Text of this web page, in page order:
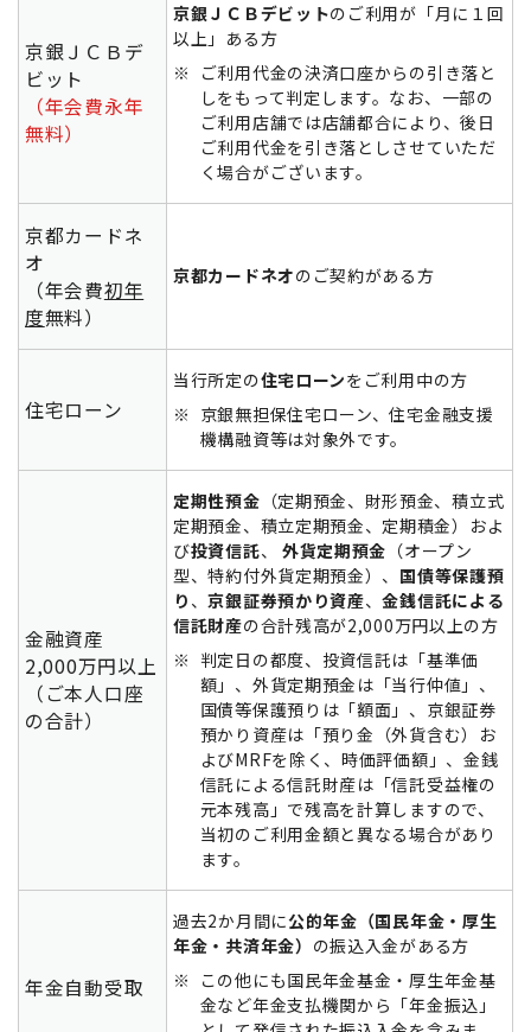
京銀ＪＣＢデ
ビット
（年会費永年
無料）
京銀ＪＣＢデビットのご利用が「月に１回
以上」ある方
※
ご利用代金の決済口座からの引き落と
しをもって判定します。なお、一部の
ご利用店舗では店舗都合により、後日
ご利用代金を引き落としさせていただ
く場合がございます。
京都カードネ
オ
（年会費初年
度無料）
京都カードネオのご契約がある方
住宅ローン
当行所定の住宅ローンをご利用中の方
※ 京銀無担保住宅ローン、住宅金融支援
機構融資等は対象外です。
金融資産
2,000万円以上
（ご本人口座
の合計）
定期性預金 （定期預金、財形預金、積立式
定期預金、積立定期預金、定期積金）およ
び投資信託、 外貨定期預金 （オープン
型、特約付外貨定期預金）、 国債等保護預
り 、京銀証券預かり資産、金銭信託による
信託財産の合計残高が2,000万円以上の方
※ 判定日の都度、投資信託は「基準価
額」、外貨定期預金は「当行仲値」、
国債等保護預りは「額面」、京銀証券
預かり資産は「預り金（外貨含む）お
よびMRFを除く、時価評価額」、金銭
信託による信託財産は「信託受益権の
元本残高」で残高を計算しますので、
当初のご利用金額と異なる場合があり
ます。
年金自動受取
過去2か月間に公的年金（国民年金・厚生
年金・共済年金） の振込入金がある方
※
この他にも国民年金基金・厚生年金基
金など年金支払機関から「年金振込」